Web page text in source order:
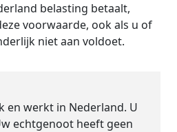
belasting betaalt,
voorwaarde, ook als u of
niet aan voldoet.
en werkt in Nederland. U
echtgenoot heeft geen